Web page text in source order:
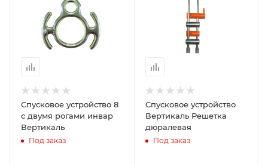
Спусковое устройство 8
с двумя рогами инвар
Вертикаль
Под заказ
Спусковое устройство
Вертикаль Решетка
дюралевая
Под заказ